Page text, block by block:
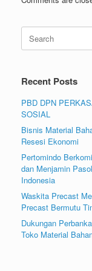
Search
for:
Recent Posts
PBD DPN
SOSIAL
Bisnis Material
Resesi Ekonomi
Pertomindo
dan Menjamin
Indonesia
Waskita Precast
Precast Bermutu
Dukungan
Toko Material